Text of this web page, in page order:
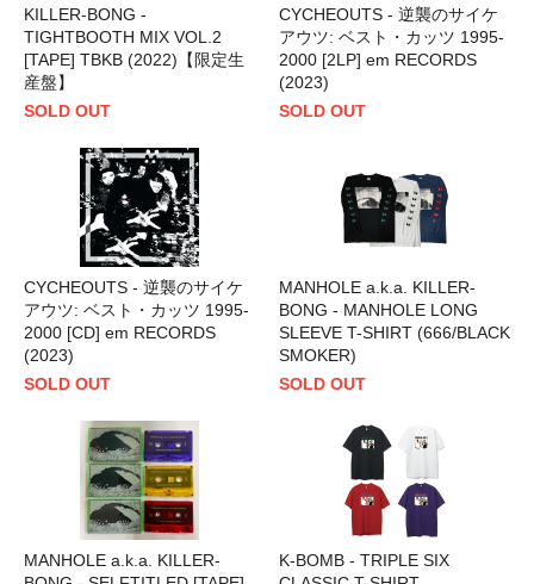
KILLER-BONG -
TIGHTBOOTH MIX VOL.2
[TAPE] TBKB (2022)【限定生
産盤】
SOLD OUT
CYCHEOUTS - 逆襲のサイケ
アウツ: ベスト・カッツ 1995-
2000 [2LP] em RECORDS
(2023)
SOLD OUT
CYCHEOUTS - 逆襲のサイケ
アウツ: ベスト・カッツ 1995-
2000 [CD] em RECORDS
(2023)
SOLD OUT
MANHOLE a.k.a. KILLER-
BONG - MANHOLE LONG
SLEEVE T-SHIRT (666/BLACK
SMOKER)
SOLD OUT
MANHOLE a.k.a. KILLER-
K-BOMB - TRIPLE SIX